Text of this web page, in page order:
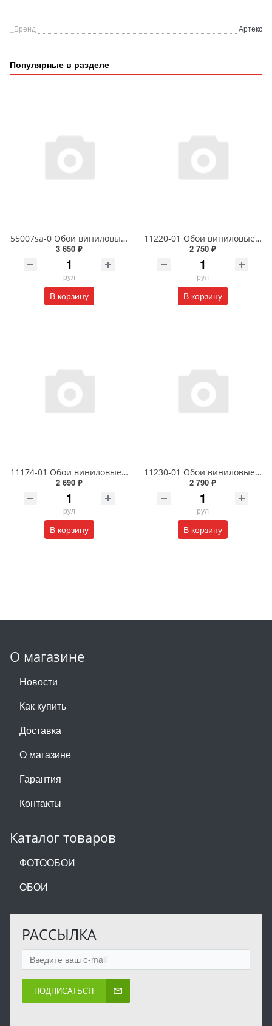
_Бренд Артекс
Популярные в разделе
55007sa-0 Обои виниловые на флизелиновой основе под покраску антивандальные 1.06 X 25 м
3 650 ₽
рул
В корзину
11220-01 Обои виниловые на флизелиновой основе Фотон- уни1.06 X 10 м
2 750 ₽
рул
В корзину
11174-01 Обои виниловые на флизелиновой основе Сорренто1.06 X 10м
2 690 ₽
рул
В корзину
11230-01 Обои виниловые на флизелиновой основе Диски- уни1.06 X 10м
2 790 ₽
рул
В корзину
О магазине
Новости
Как купить
Доставка
О магазине
Гарантия
Контакты
Каталог товаров
ФОТООБОИ
ОБОИ
РАССЫЛКА
ПОДПИСАТЬСЯ